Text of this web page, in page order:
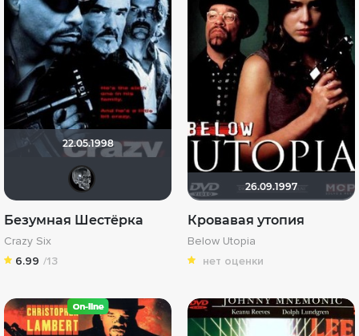
22.05.1998
Масяня777
Безумная Шестёрка
Crazy Six
6.99 /13
26.09.1997
Кровавая утопия
Below Utopia
нет оценки